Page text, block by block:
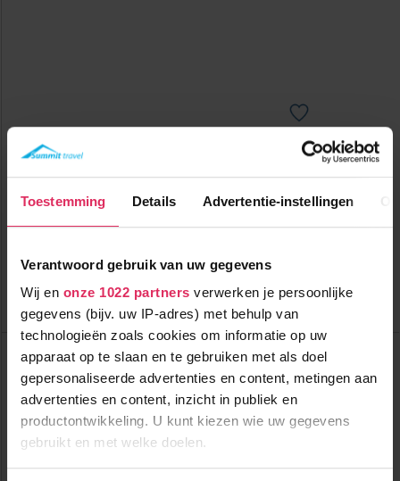
Toestemming Details Advertentie-instellingen
Verantwoord gebruik van uw gegevens
Wij en onze 1022 partners verwerken je persoonlijke
gegevens (bijv. uw IP-adres) met behulp van
technologieën zoals cookies om informatie op uw
apparaat op te slaan en te gebruiken met als doel
gepersonaliseerde advertenties en content, metingen aan
advertenties en content, inzicht in publiek en
productontwikkeling. U kunt kiezen wie uw gegevens
gebruikt en met welke doelen.
Authentiek 4-sterrenhotel met wellness in het centrum van
815 p.p.
( december )
1100m tot skilift
halfpension
Huber Apartments
Oostenrijk Kappl